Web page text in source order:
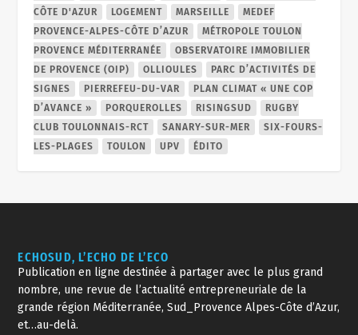
CÔTE D'AZUR
LOGEMENT MARSEILLE
MEDEF
PROVENCE-ALPES-CÔTE D’AZUR
MÉTROPOLE TOULON
PROVENCE MÉDITERRANÉE
OBSERVATOIRE IMMOBILIER
DE PROVENCE (OIP)
OLLIOULES
PARC D’ACTIVITÉS DE
SIGNES
PIERREFEU-DU-VAR
PLAN CLIMAT « UNE COP
D’AVANCE »
PORQUEROLLES RISINGSUD
RUGBY
CLUB TOULONNAIS-RCT
SANARY-SUR-MER
SIX-FOURS-
LES-PLAGES
TOULON UPV ÉDITO
ECHOSUD, L’ECHO DE L’ECO
Publication en ligne destinée à partager avec le plus grand
nombre, une revue de l’actualité entrepreneuriale de la
grande région Méditerranée, Sud_Provence Alpes-Côte d’Azur,
et…au-delà.